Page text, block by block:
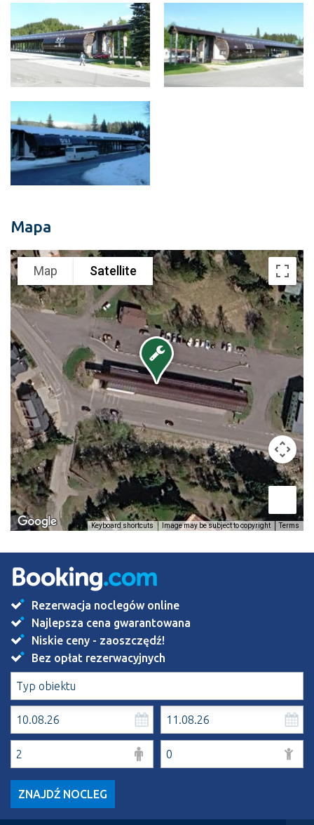
Mapa
Map Satellite
Keyboard shortcuts Image may be subject to copyright Terms
Rezerwacja noclegów online
Najlepsza cena gwarantowana
Niskie ceny - zaoszczędź!
Bez opłat rezerwacyjnych
ZNAJDŹ NOCLEG